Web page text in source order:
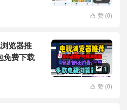
 赞 (0)
浏览器推
免费下载
 1
 赞 (0)